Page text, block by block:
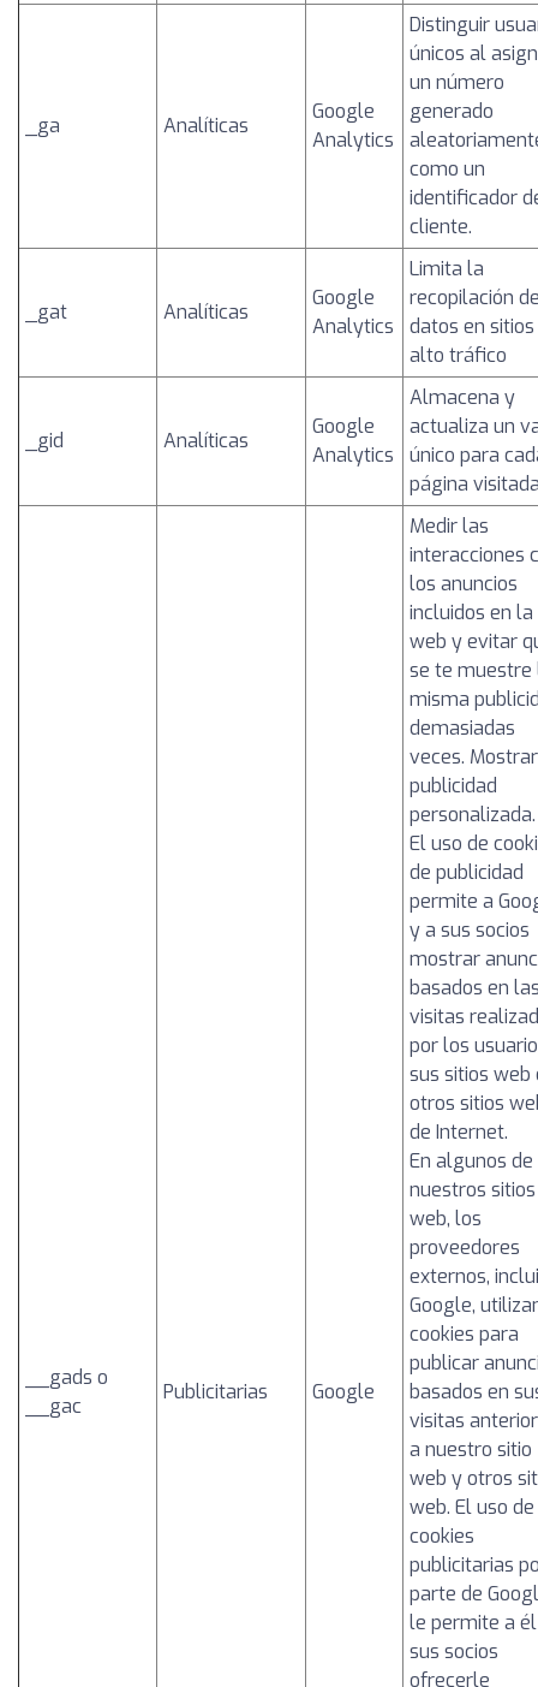
_ga Analíticas
Google
Analytics
Distinguir
únicos al
un número
generado
como un
identificador
cliente.
_gat Analíticas
Google
Analytics
Limita la
recopilación
datos en
alto tráfico
_gid Analíticas
Google
Analytics
Almacena y
actualiza un
único para
página
__gads o
__gac
Publicitarias Google
Medir las
interacciones
los anuncios
incluidos en la
web y evitar
se te muestre
misma
demasiadas
veces. Mostrar
publicidad
personalizada.
El uso de
de publicidad
permite a
y a sus socios
mostrar
basados en
visitas
por los
sus sitios web
otros sitios
de Internet.
En algunos de
nuestros sitios
web, los
proveedores
externos,
Google,
cookies para
publicar
basados en
visitas
a nuestro sitio
web y otros
web. El uso de
cookies
publicitarias
parte de
le permite a
sus socios
ofrecerle